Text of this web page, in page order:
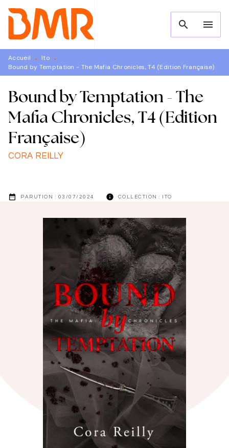
MENU RECHERCHE
PIED DE PAGE
search menu
Accueil • Ito •
Bound by Temptation - The Mafia Chronicles, T4 (Edition Française)
Bound by Temptation - The
Mafia Chronicles, T4 (Edition
Française)
CORA REILLY
date_range PARUTION : 03/07/2024 info COLLECTION : ITO